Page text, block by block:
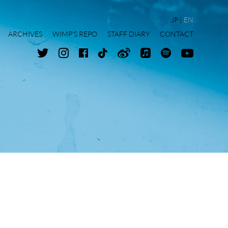
ARCHIVES WIMP'S REPO STAFF DIARY CONTACT
JP EN